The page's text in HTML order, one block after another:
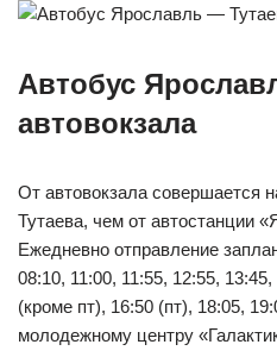
Автобус
автовокзала
От автовокзала совершается
Тутаева, чем от автостанции
Ежедневно отправление
08:10, 11:00, 11:55, 12:55,
(кроме пт), 16:50 (пт), 18:05,
молодежному центру